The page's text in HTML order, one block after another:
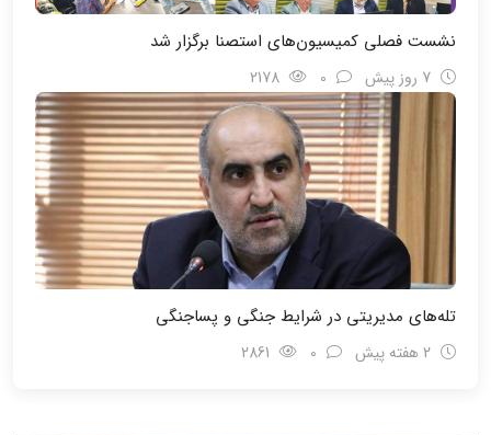
نشست فصلی کمیسیون‌های استصنا برگزار شد
تله‌های مدیریتی در شرایط جنگی و پسا‌جنگی